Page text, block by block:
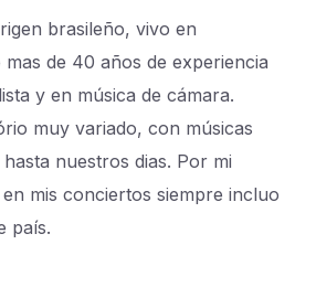
brasileño, vivo en
de 40 años de experiencia
y en música de cámara.
muy variado, con músicas
nuestros dias. Por mi
mis conciertos siempre incluo
país.